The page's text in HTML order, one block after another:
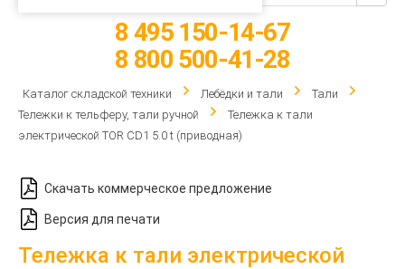
8 495 150-14-67
8 800 500-41-28
Каталог складской техники Лебёдки и тали
Тали
Тележки к тельферу, тали ручной
Тележка к тали
электрической TOR CD1 5.0 t (приводная)
Скачать коммерческое предложение
Версия для печати
Тележка к тали электрической